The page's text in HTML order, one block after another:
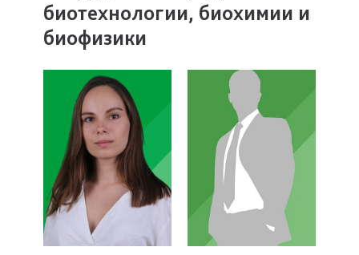
биотехнологии, биохимии и
биофизики